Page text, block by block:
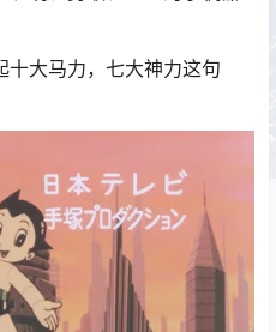
十大马力，七大神力这句